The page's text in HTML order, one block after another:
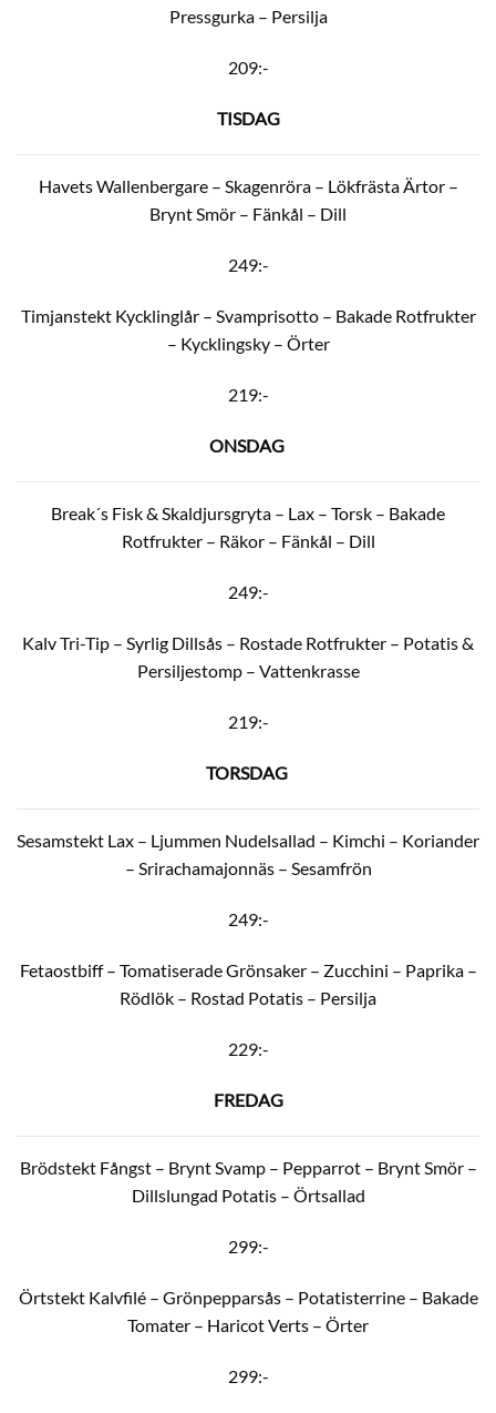
Pressgurka – Persilja
209:-
TISDAG
Havets Wallenbergare – Skagenröra – Lökfrästa Ärtor –
Brynt Smör – Fänkål – Dill
249:-
Timjanstekt Kycklinglår – Svamprisotto – Bakade Rotfrukter
– Kycklingsky – Örter
219:-
ONSDAG
Break´s Fisk & Skaldjursgryta – Lax – Torsk – Bakade
Rotfrukter – Räkor – Fänkål – Dill
249:-
Kalv Tri-Tip – Syrlig Dillsås – Rostade Rotfrukter – Potatis &
Persiljestomp – Vattenkrasse
219:-
TORSDAG
Sesamstekt Lax – Ljummen Nudelsallad – Kimchi – Koriander
– Srirachamajonnäs – Sesamfrön
249:-
Fetaostbiff – Tomatiserade Grönsaker – Zucchini – Paprika –
Rödlök – Rostad Potatis – Persilja
229:-
FREDAG
Brödstekt Fångst – Brynt Svamp – Pepparrot – Brynt Smör –
Dillslungad Potatis – Örtsallad
299:-
Örtstekt Kalvfilé – Grönpepparsås – Potatisterrine – Bakade
Tomater – Haricot Verts – Örter
299:-